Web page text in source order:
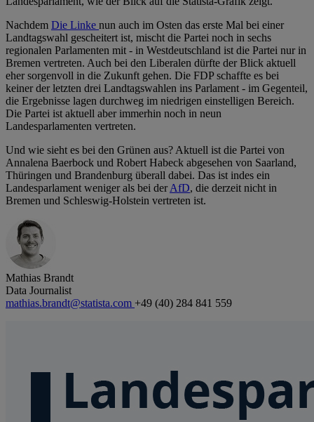
Nachdem Die Linke nun auch im Osten das erste Mal bei einer
Landtagswahl gescheitert ist, mischt die Partei noch in sechs
regionalen Parlamenten mit - in Westdeutschland ist die Partei nur in
Bremen vertreten. Auch bei den Liberalen dürfte der Blick aktuell
eher sorgenvoll in die Zukunft gehen. Die FDP schaffte es bei
keiner der letzten drei Landtagswahlen ins Parlament - im Gegenteil,
die Ergebnisse lagen durchweg im niedrigen einstelligen Bereich.
Die Partei ist aktuell aber immerhin noch in neun
Landesparlamenten vertreten.
Und wie sieht es bei den Grünen aus? Aktuell ist die Partei von
Annalena Baerbock und Robert Habeck abgesehen von Saarland,
Thüringen und Brandenburg überall dabei. Das ist indes ein
Landesparlament weniger als bei derAfD, die derzeit nicht in
Bremen und Schleswig-Holstein vertreten ist.
Mathias Brandt
Data Journalist
mathias.brandt@statista.com +49 (40) 284 841 559